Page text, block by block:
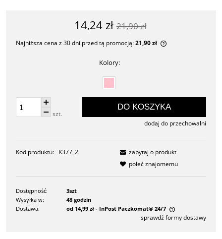
14,24 zł 21,90 zł
Najniższa cena z 30 dni przed tą promocją:21,90 zł
Kolory:
szt.
DO KOSZYKA
dodaj do przechowalni
Kod produktu: K377_2
zapytaj o produkt
poleć znajomemu
Dostępność:
3szt
Wysyłka w:
48 godzin
Dostawa:
od 14,99 zł - InPost Paczkomat® 24/7
Cena nie zawiera ewentualnych kosztów płatności
sprawdź formy dostawy